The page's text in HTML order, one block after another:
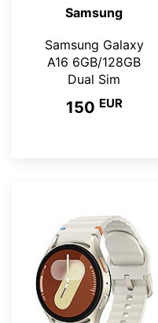
Samsung
Samsung Galaxy
A16 6GB/128GB
Dual Sim
150 EUR